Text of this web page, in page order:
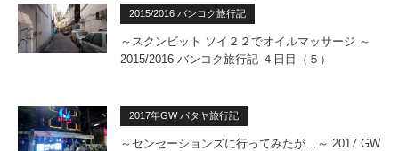
2015/2016 バンコク旅行記
～スクンビット ソイ２２でオイルマッサージ ～
2015/2016 バンコク旅行記 ４日目（５）
2017年GW パタヤ旅行記
～センセーションズに行ってみたが…～ 2017 GW